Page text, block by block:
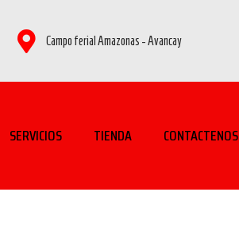
Campo ferial Amazonas - Avancay
SERVICIOS TIENDA CONTACTENOS